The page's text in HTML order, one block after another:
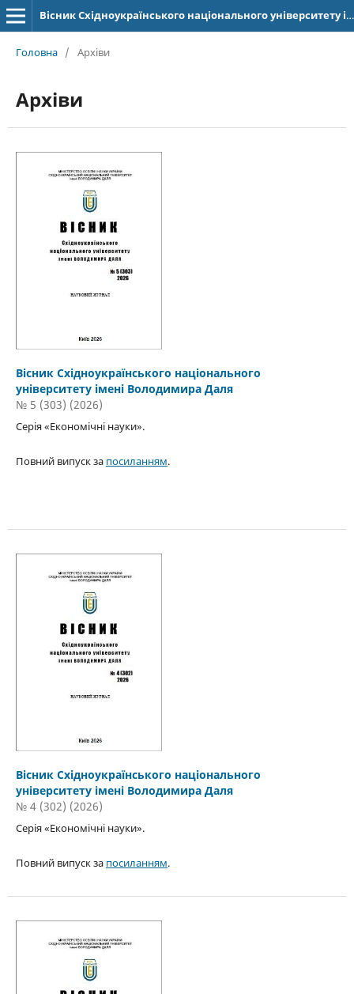
Вісник Східноукраїнського національного університету імені Володимира Даля
Головна / Архіви
Архіви
Вісник Східноукраїнського національного
університету імені Володимира Даля
№ 5 (303) (2026)
Серія «Економічні науки».
Повний випуск за посиланням.
Вісник Східноукраїнського національного
університету імені Володимира Даля
№ 4 (302) (2026)
Серія «Економічні науки».
Повний випуск за посиланням.